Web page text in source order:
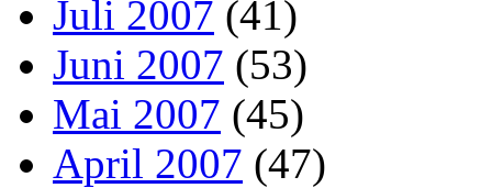
Juli 2007 (41)
Juni 2007 (53)
Mai 2007 (45)
April 2007 (47)